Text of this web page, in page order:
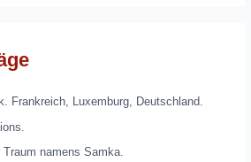
Frankreich, Luxemburg, Deutschland.
namens Samka.